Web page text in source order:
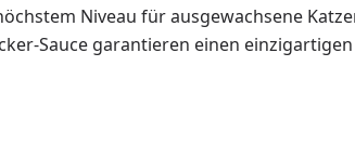
Niveau für ausgewachsene
Sauce garantieren einen